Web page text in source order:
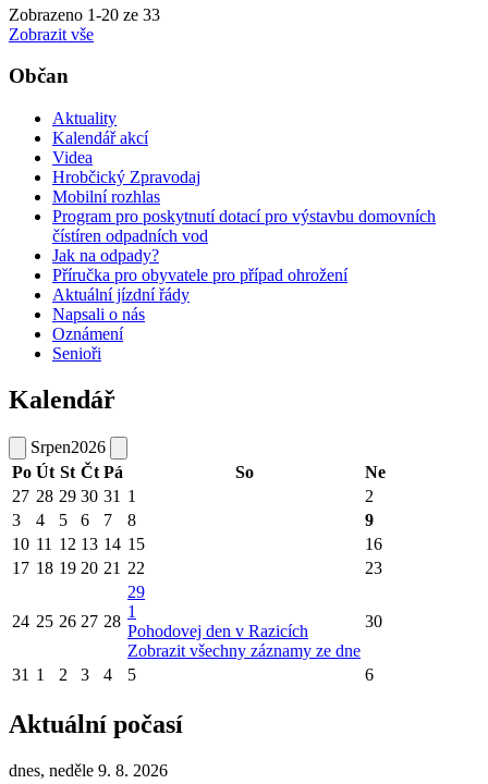
Zobrazeno 1-20 ze 33
Zobrazit vše
Občan
Aktuality
Kalendář akcí
Videa
Hrobčický Zpravodaj
Mobilní rozhlas
Program pro poskytnutí dotací pro výstavbu domovních
čístíren odpadních vod
Jak na odpady?
Příručka pro obyvatele pro případ ohrožení
Aktuální jízdní řády
Napsali o nás
Oznámení
Senioři
Kalendář
Srpen2026
Po Út St Čt Pá So
Ne
27 28 29 30 31 1
2
3
4 5 6 7 8
9
10 11 12 13 14 15
16
17 18 19 20 21 22 23
24 25 26 27 28
29
1
Pohodovej den v Razicích
Zobrazit všechny záznamy ze dne
30
31 1 2 3 4 5 6
Aktuální počasí
dnes, neděle 9. 8. 2026